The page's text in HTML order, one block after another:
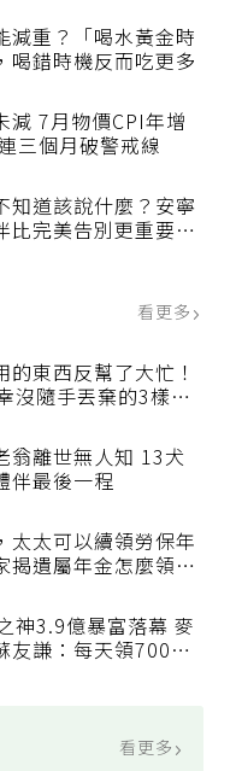
減重？「喝水黃金時
喝錯時機反而吃更多
減 7月物價CPI年增
三個月破警戒線
知道該說什麼？安寧
比完美告別更重要，
看更多
的東西反幫了大忙！
沒隨手丟棄的3樣物
翁離世無人知 13犬
伴最後一程
太太可以續領勞保年
揭遺屬年金怎麼領，
神3.9億暴富落幕 麥
友謙：每天領700元
看更多